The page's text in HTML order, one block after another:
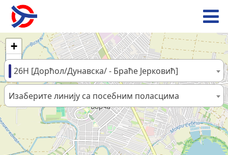
+
−
26Н [Дорћол/Дунавска/ - Браће Јерковић]
Изаберите линију са посебним поласцима